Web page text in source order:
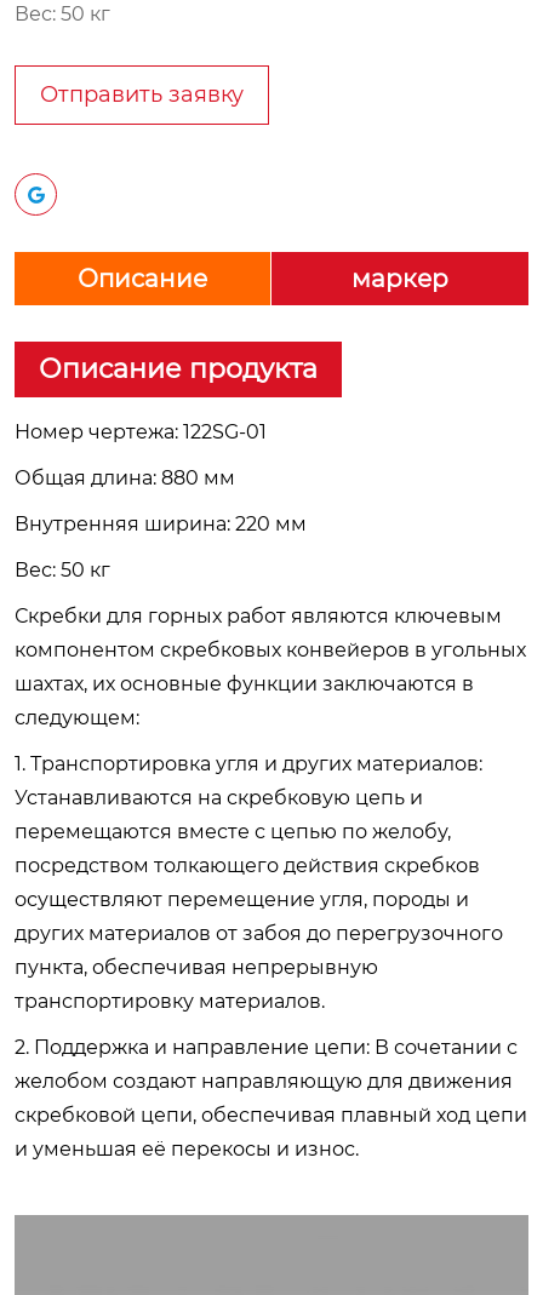
Вес: 50 кг
Отправить заявку
Описание маркер
Описание продукта
Номер чертежа: 122SG-01
Общая длина: 880 мм
Внутренняя ширина: 220 мм
Вес: 50 кг
Скребки для горных работ являются ключевым
компонентом скребковых конвейеров в угольных
шахтах, их основные функции заключаются в
следующем:
1. Транспортировка угля и других материалов:
Устанавливаются на скребковую цепь и
перемещаются вместе с цепью по желобу,
посредством толкающего действия скребков
осуществляют перемещение угля, породы и
других материалов от забоя до перегрузочного
пункта, обеспечивая непрерывную
транспортировку материалов.
2. Поддержка и направление цепи: В сочетании с
желобом создают направляющую для движения
скребковой цепи, обеспечивая плавный ход цепи
и уменьшая её перекосы и износ.